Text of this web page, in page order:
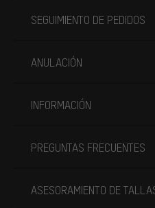
SEGUIMIENTO DE PEDIDOS
ANULACIÓN
INFORMACIÓN
PREGUNTAS FRECUENTES
ASESORAMIENTO DE